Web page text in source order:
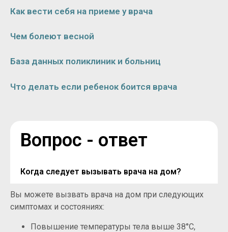
Как вести себя на приеме у врача
Чем болеют весной
База данных поликлиник и больниц
Что делать если ребенок боится врача
Вопрос - ответ
Когда следует вызывать врача на дом?
Вы можете вызвать врача на дом при следующих
симптомах и состояниях:
Повышение температуры тела выше 38°C,